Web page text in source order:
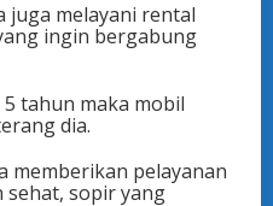
juga melayani rental
ingin bergabung
tahun maka mobil
dia.
memberikan pelayanan
sopir yang